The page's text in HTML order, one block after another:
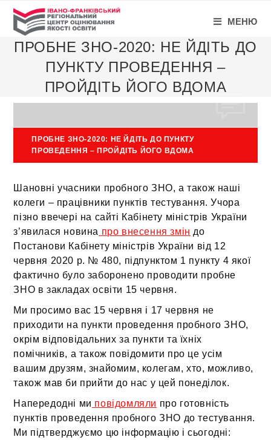
МЕНЮ
ПРОБНЕ ЗНО-2020: НЕ ЙДІТЬ ДО
ПУНКТУ ПРОВЕДЕННЯ –
ПРОЙДІТЬ ЙОГО ВДОМА
ПРОБНЕ ЗНО-2020: НЕ ЙДІТЬ ДО ПУНКТУ
ПРОВЕДЕННЯ – ПРОЙДІТЬ ЙОГО ВДОМА
Шановні учасники пробного ЗНО, а також наші
колеги – працівники пунктів тестування. Учора
пізно ввечері на сайті Кабінету міністрів України
з’явилася новина про внесення змін до
Постанови Кабінету міністрів України від 12
червня 2020 р. № 480, підпунктом 1 пункту 4 якої
фактично було заборонено проводити пробне
ЗНО в закладах освіти 15 червня.
Ми просимо вас 15 червня і 17 червня не
приходити на пункти проведення пробного ЗНО,
окрім відповідальних за пункти та їхніх
помічників, а також повідомити про це усім
вашим друзям, знайомим, колегам, хто, можливо,
також мав би прийти до нас у цей понеділок.
Напередодні ми повідомляли про готовність
пунктів проведення пробного ЗНО до тестування.
Ми підтверджуємо цю інформацію і сьогодні: